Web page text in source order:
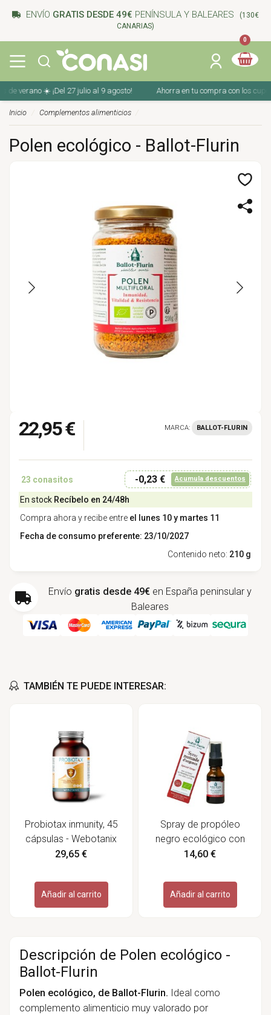
ENVÍO GRATIS DESDE 49€ PENÍNSULA Y BALEARES
(130€
CANARIAS)
0
verano ☀️ ¡Del 27 julio al 9 agosto! Ahorra en tu compra con los
Inicio Complementos alimenticios
Polen ecológico - Ballot-Flurin
22,95 € MARCA: BALLOT-FLURIN
23 conasitos -0,23 € Acumula descuentos
En stock Recíbelo en 24/48h
Compra ahora y recibe entre el lunes 10 y martes 11
Fecha de consumo preferente: 23/10/2027
Contenido neto: 210 g
Envío gratis desde 49€ en España peninsular y
Baleares
TAMBIÉN TE PUEDE INTERESAR:
Probiotax inmunity, 45
cápsulas - Webotanix
29,65 €
Añadir al carrito
Spray de propóleo
negro ecológico con
miel, acción rápida, 15
14,60 €
Añadir al carrito
Descripción de Polen ecológico -
Ballot-Flurin
Polen ecológico, de Ballot-Flurin. Ideal como
complemento alimenticio muy valorado por